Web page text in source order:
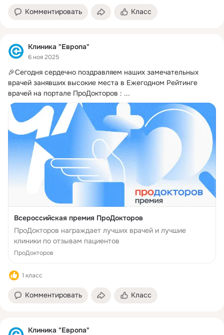
Комментировать Класс
Клиника "Европа"
6 ноя 2025
🎉Сегодня сердечно поздравляем наших замечательных
врачей занявших высокие места в Ежегодном Рейтинге
врачей на портале ПроДокторов : ...
Всероссийская премия ПроДокторов
ПроДокторов награждает лучших врачей и лучшие
клиники по отзывам пациентов
ПроДокторов
1 класс
Комментировать Класс
Клиника "Европа"